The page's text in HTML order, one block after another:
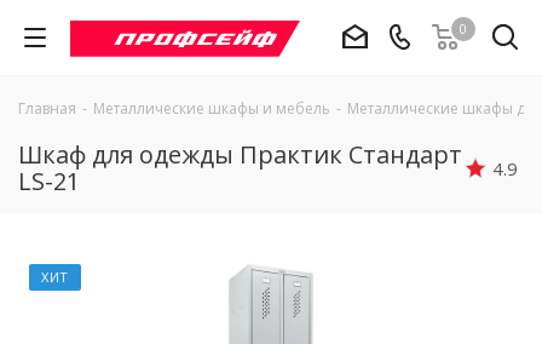
0
Главная - Металлические шкафы и мебель - Металлические шкафы
4.9
Шкаф для одежды Практик Стандарт
LS-21
ХИТ